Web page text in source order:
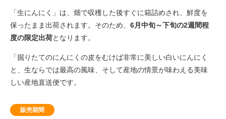
「生にんにく」は、畑で収穫した後すぐに箱詰めされ、鮮度を
保ったまま出荷されます。そのため、 6月中旬～下旬の2週間程
度の限定出荷となります。
「掘りたてのにんにくの皮をむけば非常に美しい白いにんにく
と、生ならでは最高の風味、そして産地の情景が味わえる美味
しい産地直送便です。
販売期間